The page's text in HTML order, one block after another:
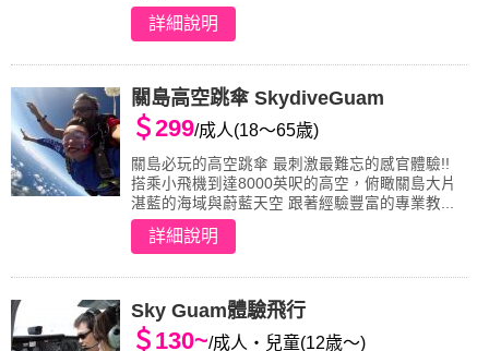
詳細說明
關島高空跳傘 SkydiveGuam
＄299/成人(18〜65歳)
關島必玩的高空跳傘 最刺激最難忘的感官體驗!!
搭乘小飛機到達8000英呎的高空，俯瞰關島大片
湛藍的海域與蔚藍天空 跟著經驗豐富的專業教...
詳細說明
Sky Guam體驗飛行
＄130~/成人・兒童(12歳〜)